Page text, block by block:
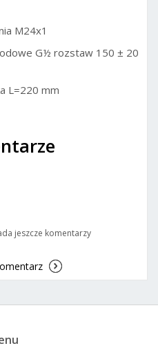
M24x1
G½ rozstaw 150 ± 20
L=220 mm
jeszcze komentarzy